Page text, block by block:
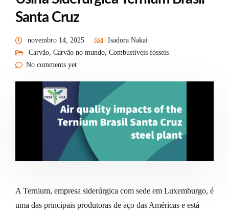
Santa Cruz
novembro 14, 2025
Isadora Nakai
Carvão Carvão no mundo Combustíveis fósseis
No comments yet
A Ternium, empresa siderúrgica com sede em Luxemburgo, é
uma das principais produtoras de aço das Américas e está